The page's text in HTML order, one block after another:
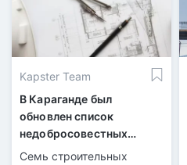
Kapster Team
В Караганде был
обновлен список
недобросовестных
застройщиков
Семь строительных